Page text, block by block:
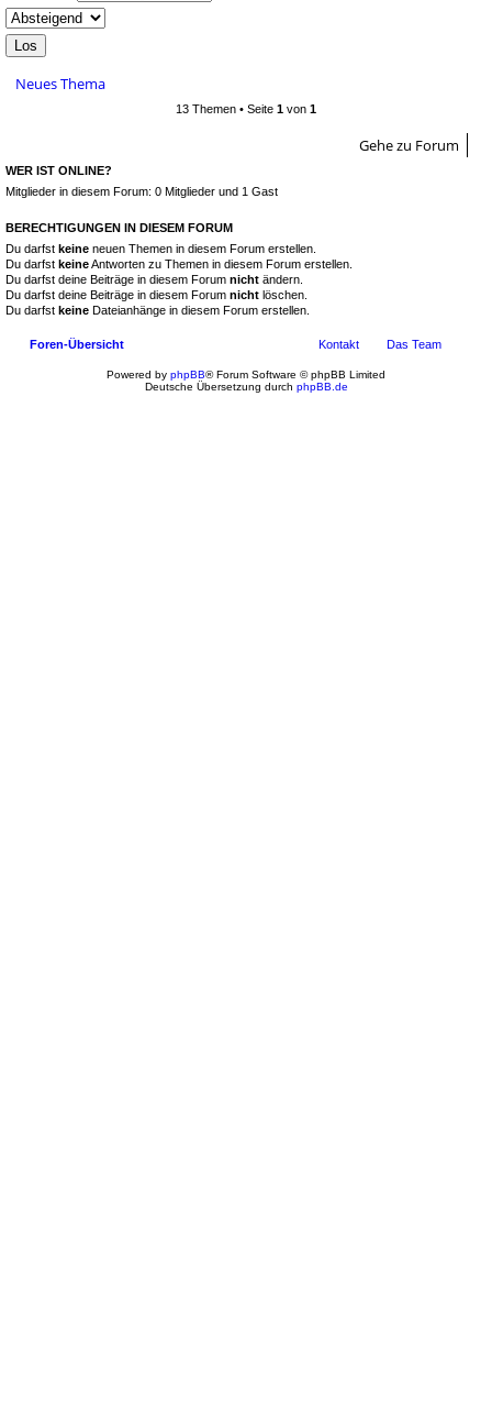
Neues Thema
13 Themen • Seite 1 von 1
Gehe zu Forum
WER IST ONLINE?
Mitglieder in diesem Forum: 0 Mitglieder und 1 Gast
BERECHTIGUNGEN IN DIESEM FORUM
Du darfst keine neuen Themen in diesem Forum erstellen.
Du darfst keineAntworten zu Themen in diesem Forum erstellen.
Du darfst deine Beiträge in diesem Forum nicht ändern.
Du darfst deine Beiträge in diesem Forum nicht löschen.
Du darfst keine Dateianhänge in diesem Forum erstellen.
Foren-Übersicht Das Team
Kontakt
Powered by phpBB® Forum Software © phpBB Limited
Deutsche Übersetzung durch phpBB.de